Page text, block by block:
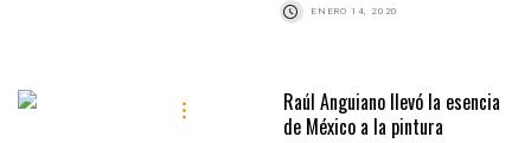
ENERO 14, 2020
Raúl Anguiano llevó la esencia
de México a la pintura